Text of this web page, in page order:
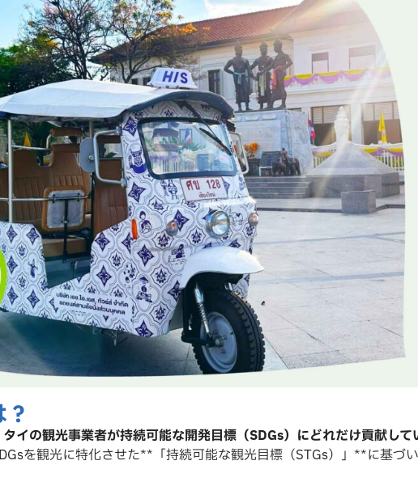
タイの観光事業者が持続可能な開発目標（SDGs）にどれだけ貢献し
を観光に特化させた**「持続可能な観光目標（STGs）」**に基づい